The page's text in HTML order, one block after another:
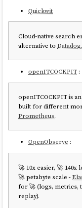
Quickwit
Cloud-native search
alternative toDatadog
openITCOCKPIT :
openITCOCKPIT is
built for different
Prometheus.
OpenObserve :
🚀 10x easier, 🚀
🚀 petabyte scale -
for 🚀 (logs, metrics,
replay).